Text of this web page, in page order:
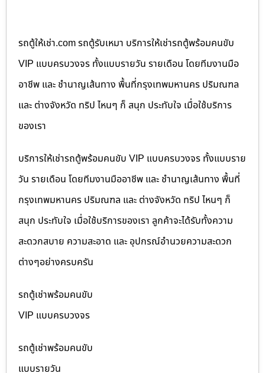
รถตู้ให้เช่า.com รถตู้รับเหมา บริการให้เช่ารถตู้พร้อมคนขับ
VIP แบบครบวงจร ทั้งแบบรายวัน รายเดือน โดยทีมงานมือ
อาชีพ และ ชำนาญเส้นทาง พื้นที่กรุงเทพมหานคร ปริมณฑล
และ ต่างจังหวัด ทริป ไหนๆ ก็ สนุก ประทับใจ เมื่อใช้บริการ
ของเรา
บริการให้เช่ารถตู้พร้อมคนขับ VIP แบบครบวงจร ทั้งแบบราย
วัน รายเดือน โดยทีมงานมืออาชีพ และ ชำนาญเส้นทาง พื้นที่
กรุงเทพมหานคร ปริมณฑล และ ต่างจังหวัด ทริป ไหนๆ ก็
สนุก ประทับใจ เมื่อใช้บริการของเรา ลูกค้าจะได้รับทั้งความ
สะดวกสบาย ความสะอาด และ อุปกรณ์อำนวยความสะดวก
ต่างๆอย่างครบครัน
รถตู้เช่าพร้อมคนขับ
VIP แบบครบวงจร
รถตู้เช่าพร้อมคนขับ
แบบรายวัน